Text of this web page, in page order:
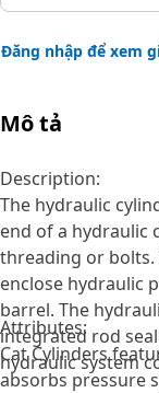
Đăng nhập để xem
Mô tả
Description:
The hydraulic
end of a hydraulic
threading or bolts.
enclose hydraulic
barrel. The
integrated rod
hydraulic system
Attributes:
Cat Cylinders
absorbs pressure